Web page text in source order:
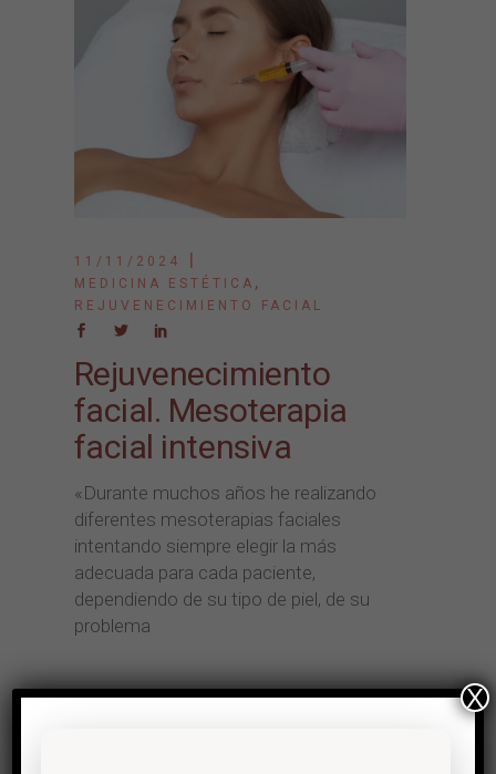
11/11/2024
MEDICINA ESTÉTICA ,
REJUVENECIMIENTO FACIAL
Rejuvenecimiento
facial. Mesoterapia
facial intensiva
«Durante muchos años he realizando
diferentes mesoterapias faciales
intentando siempre elegir la más
adecuada para cada paciente,
dependiendo de su tipo de piel, de su
problema
X